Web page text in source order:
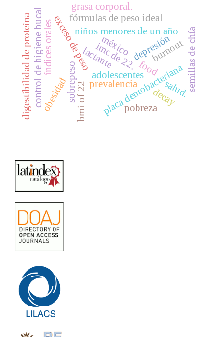
lactante
prevalencia
exceso de peso
sobrepeso
obesidad
niños menores de un año
placa dentobacteriana
control de higiene bucal adolescentes
índices orales
decay
digestibilidad de proteína semillas de chía
depresión
bmi of 22
fórmulas de peso ideal
imc de 22.
grasa corporal.
pobreza
méxico
food
salud.
burnout